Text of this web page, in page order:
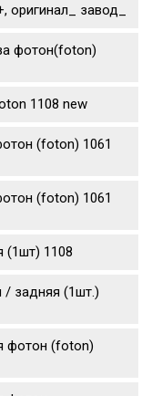
оригинал_ завод_
фотон(foton)
1108 new
(foton) 1061
(foton) 1061
(1шт) 1108
/ задняя (1шт.)
фотон (foton)